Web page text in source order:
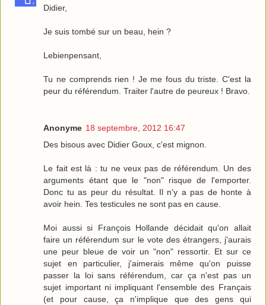
Didier,
Je suis tombé sur un beau, hein ?
Lebienpensant,
Tu ne comprends rien ! Je me fous du triste. C'est la
peur du référendum. Traiter l'autre de peureux ! Bravo.
Anonyme 18 septembre, 2012 16:47
Des bisous avec Didier Goux, c'est mignon.
Le fait est là : tu ne veux pas de référendum. Un des
arguments étant que le "non" risque de l'emporter.
Donc tu as peur du résultat. Il n'y a pas de honte à
avoir hein. Tes testicules ne sont pas en cause.
Moi aussi si François Hollande décidait qu'on allait
faire un référendum sur le vote des étrangers, j'aurais
une peur bleue de voir un "non" ressortir. Et sur ce
sujet en particulier, j'aimerais même qu'on puisse
passer la loi sans référendum, car ça n'est pas un
sujet important ni impliquant l'ensemble des Français
(et pour cause, ça n'implique que des gens qui